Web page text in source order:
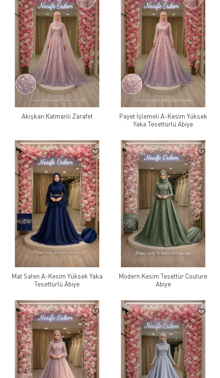
Akışkan Katmanlı Zarafet
Payet İşlemeli A-Kesim Yüksek
Yaka Tesettürlü Abiye
Mat Saten A-Kesim Yüksek Yaka
Tesettürlü Abiye
Modern Kesim Tesettür Couture
Abiye